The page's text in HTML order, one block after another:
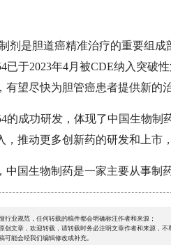
剂是胆道癌精准治疗的重要组
已于2023年4月被CDE纳入突破
有望尽快为胆管癌患者提供新的
的成功研发，体现了中国生物
，推动更多创新药的研发和上市
中国生物制药是一家主要从事制
行业规范，任何转载的稿件都会明确标注作者和来源；
创文章，欢迎转载，请转载时务必注明文章作者和来源，不
可能会经我们编辑修改或补充。